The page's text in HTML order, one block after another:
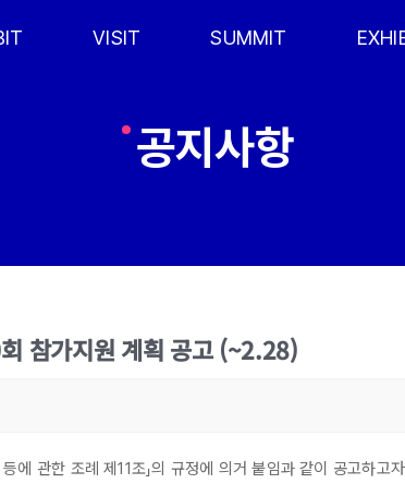
VISIT SUMMIT
공지사항
참가지원 계획 공고 (~2.28)
관한 조례 제11조」의 규정에 의거 붙임과 같이 공고하고